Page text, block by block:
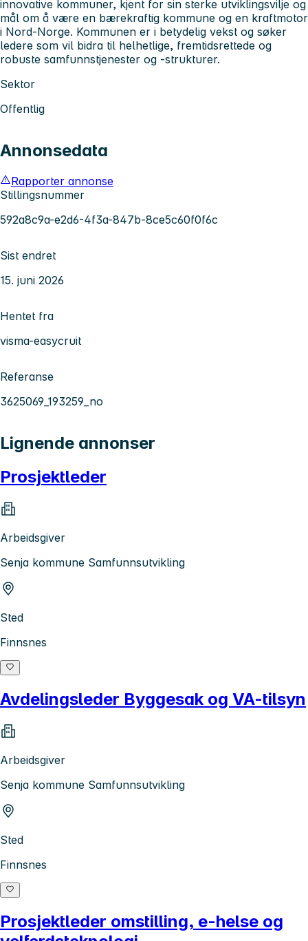
innovative kommuner, kjent for sin sterke utviklingsvilje og
mål om å være en bærekraftig kommune og en kraftmotor
i Nord-Norge. Kommunen er i betydelig vekst og søker
ledere som vil bidra til helhetlige, fremtidsrettede og
robuste samfunnstjenester og -strukturer.
Sektor
Offentlig
Annonsedata
Rapporter annonse
Stillingsnummer
592a8c9a-e2d6-4f3a-847b-8ce5c60f0f6c
Sist endret
15. juni 2026
Hentet fra
visma-easycruit
Referanse
3625069_193259_no
Lignende annonser
Prosjektleder
Arbeidsgiver
Senja kommune Samfunnsutvikling
Sted
Finnsnes
Avdelingsleder Byggesak og VA-tilsyn
Arbeidsgiver
Senja kommune Samfunnsutvikling
Sted
Finnsnes
Prosjektleder omstilling, e-helse og